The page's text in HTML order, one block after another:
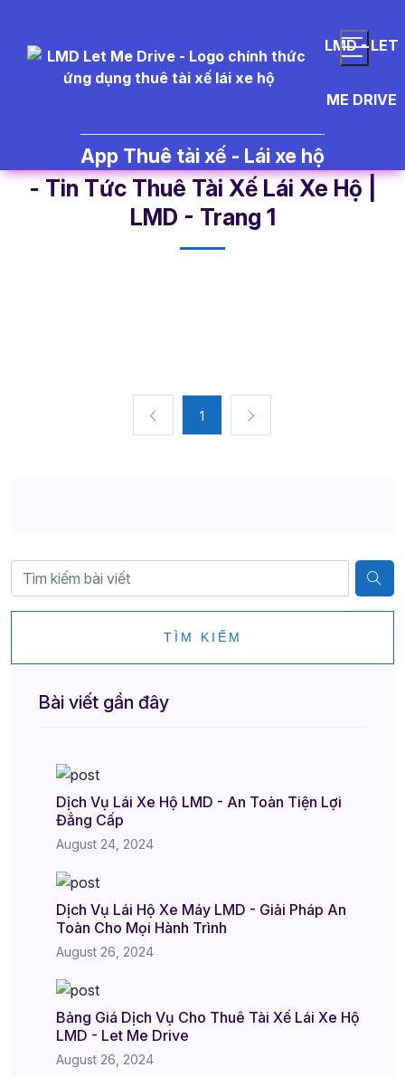
LMD - LET
ME DRIVE
App Thuê tài xế - Lái xe hộ
- Tin Tức Thuê Tài Xế Lái Xe Hộ |
LMD - Trang 1​
1
TÌM KIẾM
Bài viết gần đây
Dịch Vụ Lái Xe Hộ LMD - An Toàn Tiện Lợi
Đẳng Cấp
August 24, 2024
Dịch Vụ Lái Hộ Xe Máy LMD - Giải Pháp An
Toàn Cho Mọi Hành Trình
August 26, 2024
Bảng Giá Dịch Vụ Cho Thuê Tài Xế Lái Xe Hộ
LMD - Let Me Drive
August 26, 2024